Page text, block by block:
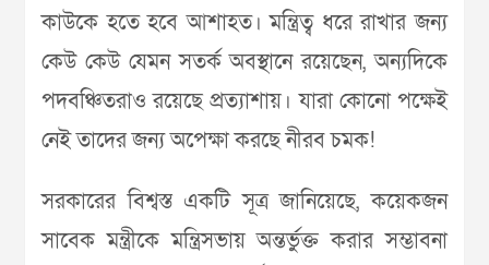
কাউকে হতে হবে আশাহত। মন্ত্রিত্ব ধরে রাখার জন্য
কেউ কেউ যেমন সতর্ক অবস্থানে রয়েছেন, অন্যদিকে
পদবঞ্চিতরাও রয়েছে প্রত্যাশায়। যারা কোনো পক্ষেই
নেই তাদের জন্য অপেক্ষা করছে নীরব চমক!
সরকারের বিশ্বস্ত একটি সূত্র জানিয়েছে, কয়েকজন
সাবেক মন্ত্রীকে মন্ত্রিসভায় অন্তর্ভুক্ত করার সম্ভাবনা